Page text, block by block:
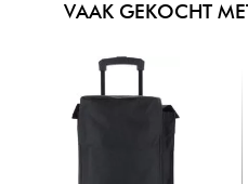
VAAK GEKOCHT